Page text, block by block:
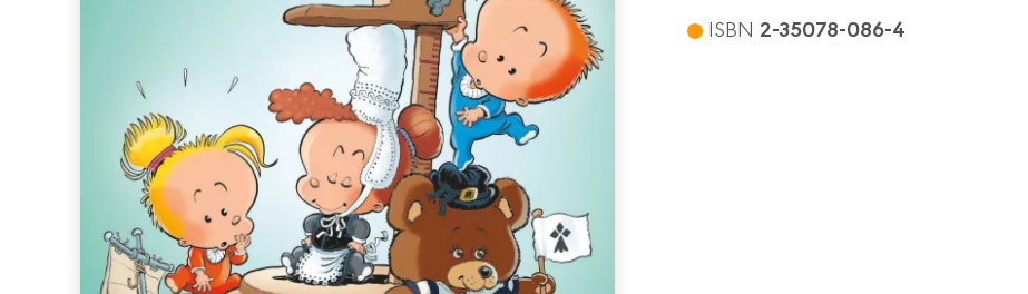
ISBN 2-35078-086-4